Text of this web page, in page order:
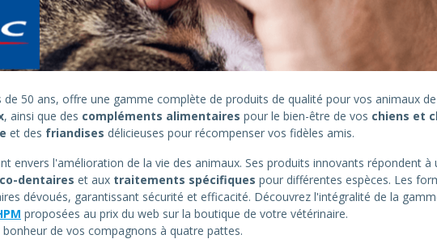
de 50 ans, offre une gamme complète de produits de qualité pour vos animaux
, ainsi que des compléments alimentaires pour le bien-être de vos chiens et
et des friandises délicieuses pour récompenser vos fidèles amis.
envers l'amélioration de la vie des animaux. Ses produits innovants répondent
dentaires et aux traitements spécifiques pour différentes espèces. Les
dévoués, garantissant sécurité et efficacité. Découvrez l'intégralité de la
proposées au prix du web sur la boutique de votre vétérinaire.
de vos compagnons à quatre pattes.